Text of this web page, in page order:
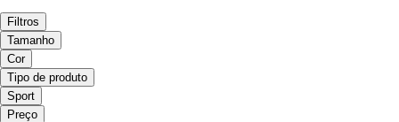
Filtros
Tamanho
Cor
Tipo de produto
Sport
Preço